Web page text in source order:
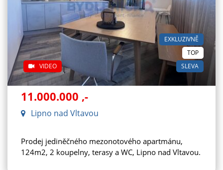
EXKLUZIVNĚ
VIDEO SLEVA
TOP
11.000.000 ,-
Lipno nad Vltavou
Prodej jediněčného mezonotového apartmánu,
124m2, 2 koupelny, terasy a WC, Lipno nad Vltavou.